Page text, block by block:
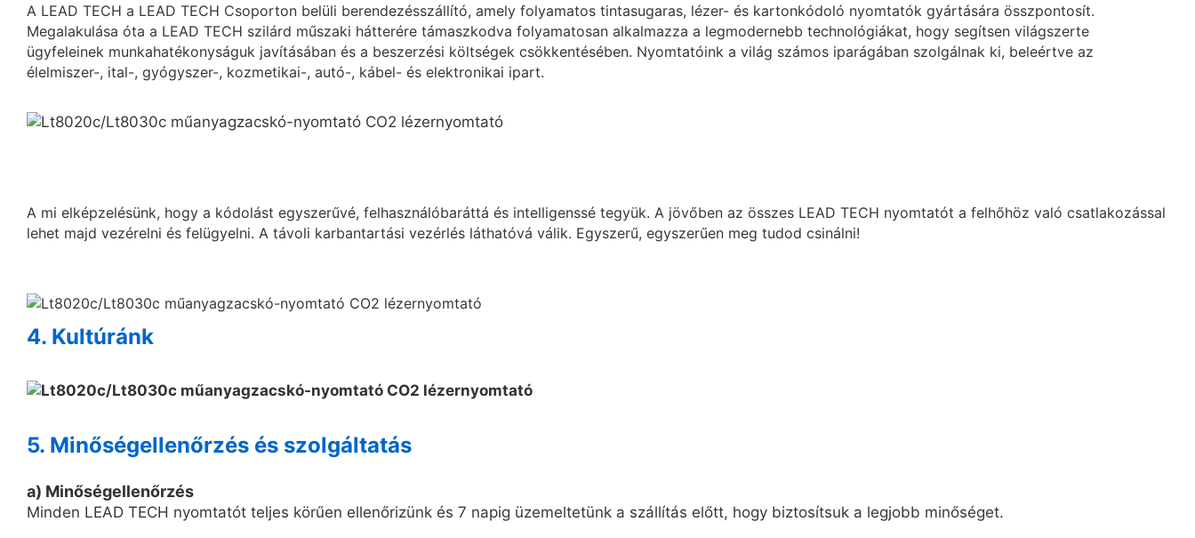
A LEAD TECH a LEAD TECH Csoporton belüli berendezésszállító, amely folyamatos tintasugaras, lézer- és kartonkódoló nyomtatók gyártására összpontosít.
Megalakulása óta a LEAD TECH szilárd műszaki hátterére támaszkodva folyamatosan alkalmazza a legmodernebb technológiákat, hogy segítsen világszerte
ügyfeleinek munkahatékonyságuk javításában és a beszerzési költségek csökkentésében. Nyomtatóink a világ számos iparágában szolgálnak ki, beleértve az
élelmiszer-, ital-, gyógyszer-, kozmetikai-, autó-, kábel- és elektronikai ipart.
A mi elképzelésünk, hogy a kódolást egyszerűvé, felhasználóbaráttá és intelligenssé tegyük. A jövőben az összes LEAD TECH nyomtatót a felhőhöz való csatlakozással
lehet majd vezérelni és felügyelni. A távoli karbantartási vezérlés láthatóvá válik. Egyszerű, egyszerűen meg tudod csinálni!
4. Kultúránk
5. Minőségellenőrzés és szolgáltatás
a) Minőségellenőrzés
Minden LEAD TECH nyomtatót teljes körűen ellenőrizünk és 7 napig üzemeltetünk a szállítás előtt, hogy biztosítsuk a legjobb minőséget.